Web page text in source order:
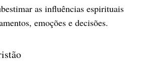
as influências espirituais
emoções e decisões.